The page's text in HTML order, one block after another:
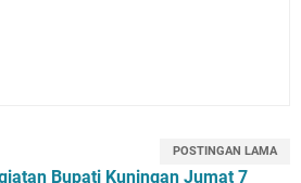
POSTINGAN LAMA
Bupati Kuningan Jumat 7